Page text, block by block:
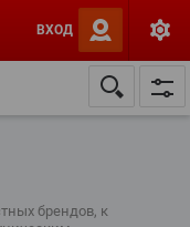
ВХОД
брендов, к